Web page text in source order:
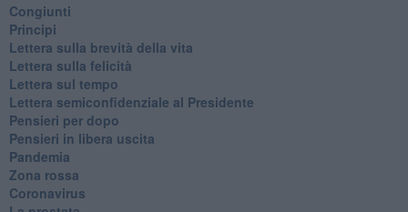
Congiunti
Principi
​Lettera sulla brevità della vita
​Lettera sulla felicità
​Lettera sul tempo
Lettera semiconfidenziale al Presidente
Pensieri per dopo
​Pensieri in libera uscita
Pandemia
Zona rossa
Coronavirus